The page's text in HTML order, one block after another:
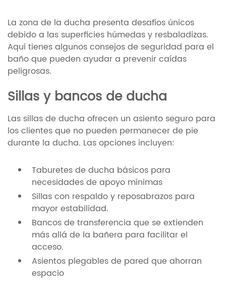
La zona de la ducha presenta desafíos únicos
debido a las superficies húmedas y resbaladizas.
Aquí tienes algunos consejos de seguridad para el
baño que pueden ayudar a prevenir caídas
peligrosas.
Sillas y bancos de ducha
Las sillas de ducha ofrecen un asiento seguro para
los clientes que no pueden permanecer de pie
durante la ducha. Las opciones incluyen:
Taburetes de ducha básicos para
necesidades de apoyo mínimas
Sillas con respaldo y reposabrazos para
mayor estabilidad.
Bancos de transferencia que se extienden
más allá de la bañera para facilitar el
acceso.
Asientos plegables de pared que ahorran
espacio